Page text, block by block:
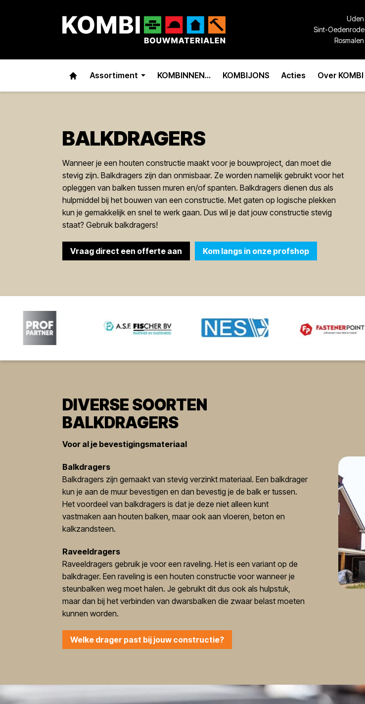
Uden
Sint-Oedenrode
Rosmalen
Assortiment KOMBINNEN… KOMBIJONS Acties Over KOMBI
BALKDRAGERS
Wanneer je een houten constructie maakt voor je bouwproject, dan moet die
stevig zijn. Balkdragers zijn dan onmisbaar. Ze worden namelijk gebruikt voor het
opleggen van balken tussen muren en/of spanten. Balkdragers dienen dus als
hulpmiddel bij het bouwen van een constructie. Met gaten op logische plekken
kun je gemakkelijk en snel te werk gaan. Dus wil je dat jouw constructie stevig
staat? Gebruik balkdragers!
Vraag direct een offerte aan Kom langs in onze profshop
DIVERSE SOORTEN
BALKDRAGERS
Voor al je bevestigingsmateriaal
Balkdragers
Balkdragers zijn gemaakt van stevig verzinkt materiaal. Een balkdrager
kun je aan de muur bevestigen en dan bevestig je de balk er tussen.
Het voordeel van balkdragers is dat je deze niet alleen kunt
vastmaken aan houten balken, maar ook aan vloeren, beton en
kalkzandsteen.
Raveeldragers
Raveeldragers gebruik je voor een raveling. Het is een variant op de
balkdrager. Een raveling is een houten constructie voor wanneer je
steunbalken weg moet halen. Je gebruikt dit dus ook als hulpstuk,
maar dan bij het verbinden van dwarsbalken die zwaar belast moeten
kunnen worden.
Welke drager past bij jouw constructie?